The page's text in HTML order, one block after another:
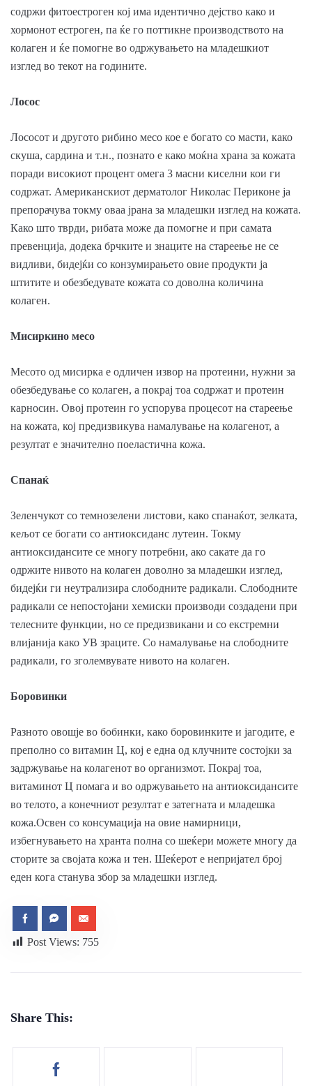
содржи фитоестроген кој има идентично дејство како и
хормонот естроген, па ќе го поттикне производството на
колаген и ќе помогне во одржувањето на младешкиот
изглед во текот на годините.
Лосос
Лососот и другото рибино месо кое е богато со масти, како
скуша, сардина и т.н., познато е како моќна храна за кожата
поради високиот процент омега 3 масни киселни кои ги
содржат. Американскиот дерматолог Николас Периконе ја
препорачува токму оваа јрана за младешки изглед на кожата.
Како што тврди, рибата може да помогне и при самата
превенција, додека брчките и знаците на стареење не се
видливи, бидејќи со конзумирањето овие продукти ја
штитите и обезбедувате кожата со доволна количина
колаген.
Мисиркино месо
Месото од мисирка е одличен извор на протеини, нужни за
обезбедување со колаген, а покрај тоа содржат и протеин
карносин. Овој протеин го успорува процесот на стареење
на кожата, кој предизвикува намалување на колагенот, а
резултат е значително поеластична кожа.
Спанаќ
Зеленчукот со темнозелени листови, како спанаќот, зелката,
кељот се богати со антиоксиданс лутеин. Токму
антиоксидансите се многу потребни, ако сакате да го
одржите нивото на колаген доволно за младешки изглед,
бидејќи ги неутрализира слободните радикали. Слободните
радикали се непостојани хемиски производи создадени при
телесните функции, но се предизвикани и со екстремни
влијанија како УВ зраците. Со намалување на слободните
радикали, го зголемвувате нивото на колаген.
Боровинки
Разното овошје во бобинки, како боровинките и јагодите, е
преполно со витамин Ц, кој е една од клучните состојки за
задржување на колагенот во организмот. Покрај тоа,
витаминот Ц помага и во одржувањето на антиоксидансите
во телото, а конечниот резултат е затегната и младешка
кожа.Освен со консумација на овие намирници,
избегнувањето на хранта полна со шеќери можете многу да
сторите за својата кожа и тен. Шеќерот е непријател број
еден кога станува збор за младешки изглед.
Post Views: 755
Share This: